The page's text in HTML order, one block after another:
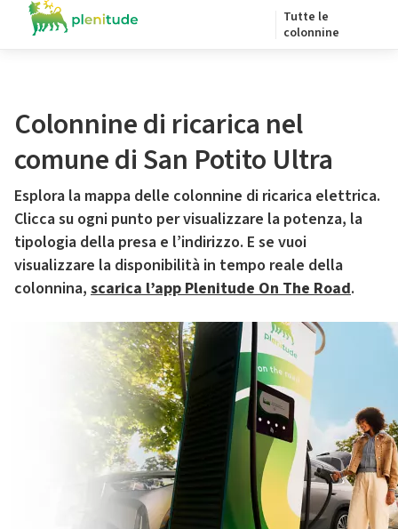
Tutte le
colonnine
Colonnine di ricarica nel
comune di San Potito Ultra
Esplora la mappa delle colonnine di ricarica elettrica.
Clicca su ogni punto per visualizzare la potenza, la
tipologia della presa e l’indirizzo. E se vuoi
visualizzare la disponibilità in tempo reale della
colonnina, scarica l’app Plenitude On The Road.